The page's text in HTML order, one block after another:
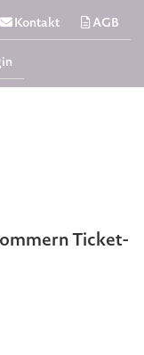
Kontakt AGB
Ticket-